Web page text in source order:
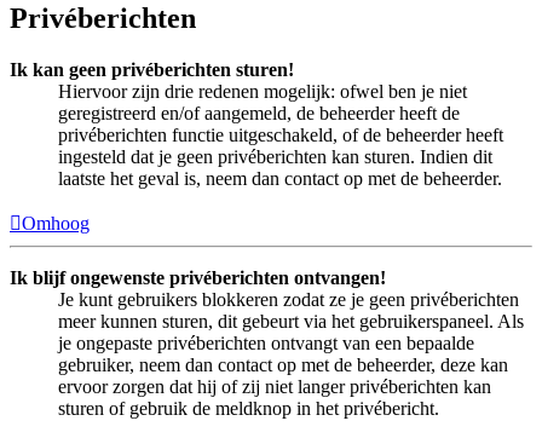
Privéberichten
Ik kan geen privéberichten sturen!
Hiervoor zijn drie redenen mogelijk: ofwel ben je niet
geregistreerd en/of aangemeld, de beheerder heeft de
privéberichten functie uitgeschakeld, of de beheerder heeft
ingesteld dat je geen privéberichten kan sturen. Indien dit
laatste het geval is, neem dan contact op met de beheerder.
Omhoog
Ik blijf ongewenste privéberichten ontvangen!
Je kunt gebruikers blokkeren zodat ze je geen privéberichten
meer kunnen sturen, dit gebeurt via het gebruikerspaneel. Als
je ongepaste privéberichten ontvangt van een bepaalde
gebruiker, neem dan contact op met de beheerder, deze kan
ervoor zorgen dat hij of zij niet langer privéberichten kan
sturen of gebruik de meldknop in het privébericht.